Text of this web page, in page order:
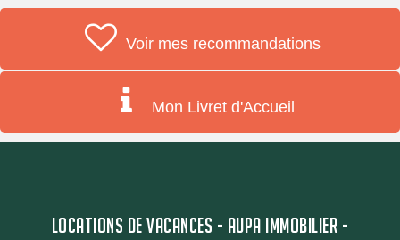
Voir mes recommandations
Mon Livret d'Accueil
LOCATIONS DE VACANCES - AUPA IMMOBILIER -